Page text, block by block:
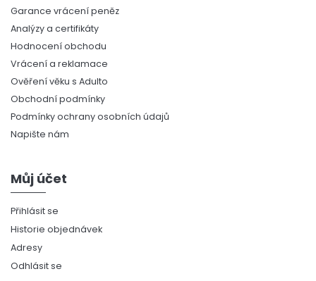
Garance vrácení peněz
Analýzy a certifikáty
Hodnocení obchodu
Vrácení a reklamace
Ověření věku s Adulto
Obchodní podmínky
Podmínky ochrany osobních údajů
Napište nám
Můj účet
Přihlásit se
Historie objednávek
Adresy
Odhlásit se